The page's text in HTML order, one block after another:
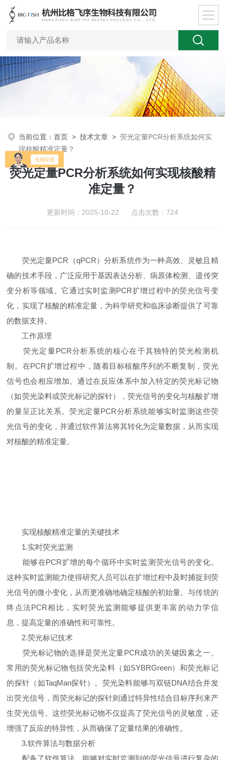
当前位置：首页 >技术文章 >荧光定量PCR分析系统如何实
现核酸精准定量？
荧光定量PCR分析系统如何实现核酸精
准定量？
更新时间：2025-10-22 点击次数：724
荧光定量PCR（qPCR）分析系统作为一种高效、灵敏且精
确的技术手段，广泛应用于基因表达分析、病原体检测、遗传突
变分析等领域。它通过实时监测PCR扩增过程中的荧光信号变
化，实现了核酸的精准定量，为科学研究和临床诊断提供了可靠
的数据支持。
工作原理
荧光定量PCR分析系统的核心在于其独特的荧光检测机
制。在PCR扩增过程中，随着目标核酸序列的不断复制，荧光
信号也会相应增加。通过在反应体系中加入特定的荧光标记物
（如荧光染料或荧光标记的探针），荧光信号的变化与核酸扩增
的量呈正比关系。荧光定量PCR分析系统能够实时监测这些荧
光信号的变化，并通过软件算法将其转化为定量数据，从而实现
对核酸的精准定量。
实现核酸精准定量的关键技术
1.实时荧光监测
能够在PCR扩增的每个循环中实时监测荧光信号的变化。
这种实时监测能力使得研究人员可以在扩增过程中及时捕捉到荧
光信号的微小变化，从而更准确地确定核酸的初始量。与传统的
终点法PCR相比，实时荧光监测能够提供更丰富的动力学信
息，提高定量的准确性和可靠性。
2.荧光标记技术
荧光标记物的选择是荧光定量PCR成功的关键因素之一。
常用的荧光标记物包括荧光染料（如SYBRGreen）和荧光标记
的探针（如TaqMan探针）。荧光染料能够与双链DNA结合并发
出荧光信号，而荧光标记的探针则通过特异性结合目标序列来产
生荧光信号。这些荧光标记物不仅提高了荧光信号的灵敏度，还
增强了反应的特异性，从而确保了定量结果的准确性。
3.软件算法与数据分析
配备了软件算法，能够对实时监测到的荧光信号进行复杂的